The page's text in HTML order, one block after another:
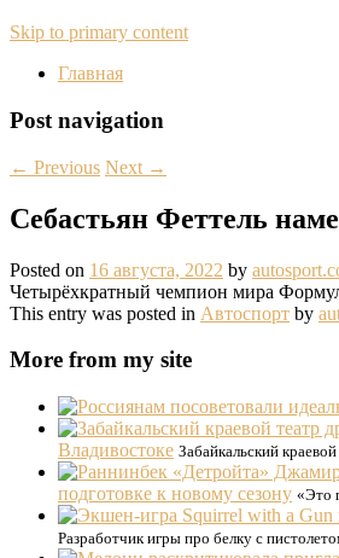
Skip to primary content
Главная
Post navigation
← Previous Next →
Себастьян Феттель
Posted on 16 августа, 2022 by
Четырёхкратный чемпион мира
This entry was posted in Автоспорт by
More from my site
Владивостоке Забайкальский
подготовке к новому сезону «Это
Разработчик игры про белку с